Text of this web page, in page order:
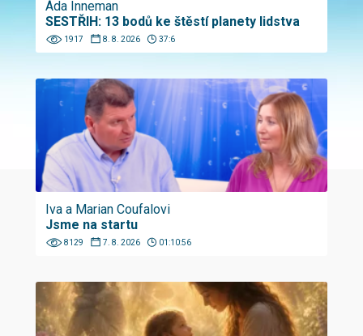
Áda Inneman
SESTŘIH: 13 bodů ke štěstí planety lidstva
1917 8. 8. 2026 37:6
Iva a Marian Coufalovi
Jsme na startu
8129 7. 8. 2026 01:10:56